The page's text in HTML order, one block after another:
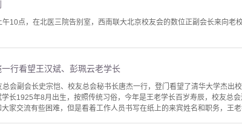
10点，在北医三院告别室，西南联大北京校友会的数位正副会长来向老
行看望王汉斌、彭珮云老学长
会副会长史宗恺、校友总会秘书长唐杰一行，登门看望了清华大学杰出
长1925年8月出生，按照传统习俗，今年是王老学长百岁寿辰，校友总
家交流有些困难，但是看着工作人员书写在纸上的来宾姓名和职务，王